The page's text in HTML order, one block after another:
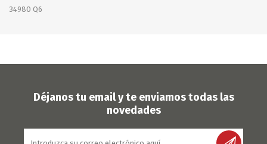
34980 Q6
Déjanos tu email y te enviamos todas las
novedades